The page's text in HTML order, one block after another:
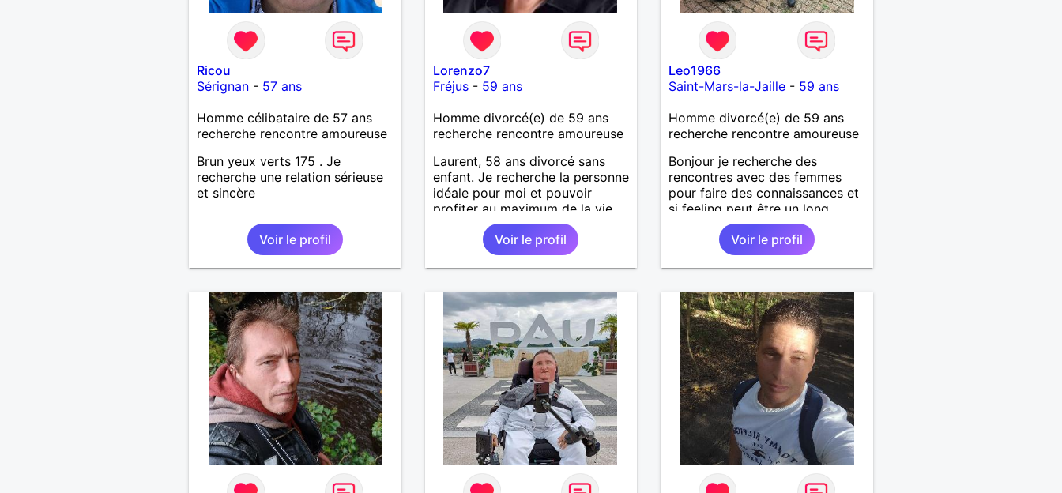
Ricou
Sérignan- 57 ans
Homme célibataire de 57 ans
recherche rencontre amoureuse
Brun yeux verts 175 . Je
recherche une relation sérieuse
et sincère
Voir le profil
Lorenzo7
Fréjus- 59 ans
Homme divorcé(e) de 59 ans
recherche rencontre amoureuse
Laurent, 58 ans divorcé sans
enfant. Je recherche la personne
idéale pour moi et pouvoir
profiter au maximum de la vie
de couple
Voir le profil
Leo1966
Saint-Mars-la-Jaille - 59 ans
Homme divorcé(e) de 59 ans
recherche rencontre amoureuse
Bonjour je recherche des
rencontres avec des femmes
pour faire des connaissances et
si feeling peut être un long
chemin. Je laisse le destin nous
guider. Je suis un homme simple
honnête et fidèle.
Voir le profil